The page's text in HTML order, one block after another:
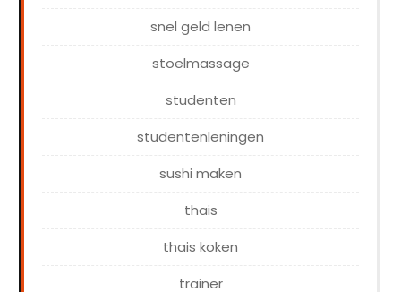
snel geld lenen
stoelmassage
studenten
studentenleningen
sushi maken
thais
thais koken
trainer